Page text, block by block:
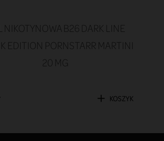
NIKOTYNOWA B26 DARK LINE
EDITION PORNSTARR MARTINI
20 MG
KOSZYK